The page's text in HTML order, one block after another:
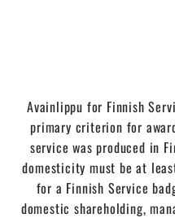
Avainlippu for Finnish
primary criterion for
service was produced in
domesticity must be at
for a Finnish Service
domestic shareholding,